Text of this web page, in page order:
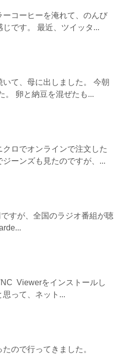
コーヒーを淹れて、のんび
です。 最近、ツイッタ...
て、母に出しました。 今朝
。 卵と納豆を混ぜたも...
ロでオンラインで注文した
ーンズも見たのですが、...
すが、全国のラジオ番組が聴
Viewerをインストールし
って、ネット...
ので行ってきました。